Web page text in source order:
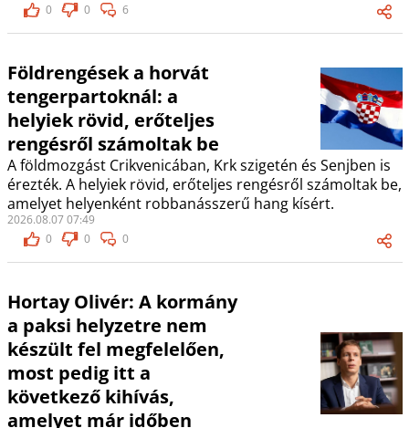
0
0 6
Földrengések a horvát
tengerpartoknál: a
helyiek rövid, erőteljes
rengésről számoltak be
A földmozgást Crikvenicában, Krk szigetén és Senjben is
érezték. A helyiek rövid, erőteljes rengésről számoltak be,
amelyet helyenként robbanásszerű hang kísért.
2026.08.07 07:49
0
0 0
Hortay Olivér: A kormány
a paksi helyzetre nem
készült fel megfelelően,
most pedig itt a
következő kihívás,
amelyet már időben